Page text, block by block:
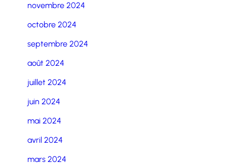
novembre 2024
octobre 2024
septembre 2024
août 2024
juillet 2024
juin 2024
mai 2024
avril 2024
mars 2024